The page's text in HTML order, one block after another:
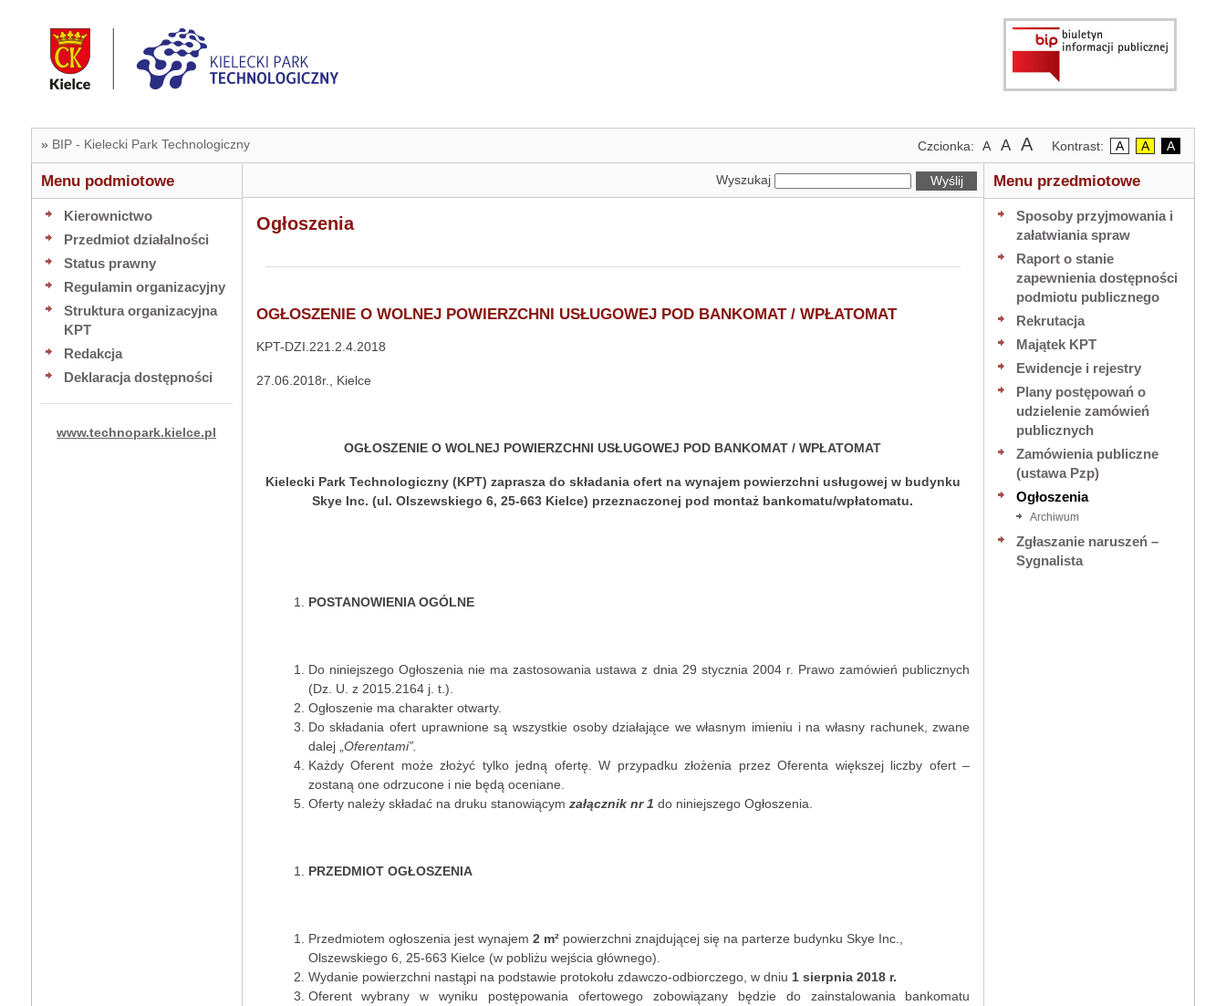
Czcionka: A Domyślny
rozmiar
czcionki
AWiększa
czcionka
ANajwiększa
czcionka
Kontrast: AKontrast
domyślny
AKontrast
czarny
na
żółtym
A
biały
na
» BIP - Kielecki Park Technologiczny
Menu podmiotowe
Kierownictwo
Przedmiot działalności
Status prawny
Regulamin organizacyjny
Struktura organizacyjna
KPT
Redakcja
Deklaracja dostępności
www.technopark.kielce.pl
Menu przedmiotowe
Sposoby przyjmowania i
załatwiania spraw
Raport o stanie
zapewnienia dostępności
podmiotu publicznego
Rekrutacja
Majątek KPT
Ewidencje i rejestry
Plany postępowań o
udzielenie zamówień
publicznych
Zamówienia publiczne
(ustawa Pzp)
Ogłoszenia
Archiwum
Zgłaszanie naruszeń –
Sygnalista
Wyszukaj
Ogłoszenia
OGŁOSZENIE O WOLNEJ POWIERZCHNI USŁUGOWEJ POD BANKOMAT / WPŁATOMAT
KPT-DZI.221.2.4.2018
27.06.2018r., Kielce
OGŁOSZENIE O WOLNEJ POWIERZCHNI USŁUGOWEJ POD BANKOMAT / WPŁATOMAT
Kielecki Park Technologiczny (KPT) zaprasza do składania ofert na wynajem powierzchni usługowej w budynku
Skye Inc. (ul. Olszewskiego 6, 25-663 Kielce) przeznaczonej pod montaż bankomatu/wpłatomatu.
POSTANOWIENIA OGÓLNE
Do niniejszego Ogłoszenia nie ma zastosowania ustawa z dnia 29 stycznia 2004 r. Prawo zamówień publicznych
(Dz. U. z 2015.2164 j. t.).
Ogłoszenie ma charakter otwarty.
Do składania ofert uprawnione są wszystkie osoby działające we własnym imieniu i na własny rachunek, zwane
dalej „ Oferentami”.
Każdy Oferent może złożyć tylko jedną ofertę. W przypadku złożenia przez Oferenta większej liczby ofert –
zostaną one odrzucone i nie będą oceniane.
Oferty należy składać na druku stanowiącym załącznik nr 1 do niniejszego Ogłoszenia.
PRZEDMIOT OGŁOSZENIA
Przedmiotem ogłoszenia jest wynajem 2 m²powierzchni znajdującej się na parterze budynku Skye Inc.,
Olszewskiego 6, 25-663 Kielce (w pobliżu wejścia głównego).
Wydanie powierzchni nastąpi na podstawie protokołu zdawczo-odbiorczego, w dniu 1 sierpnia 2018 r.
Oferent wybrany w wyniku postępowania ofertowego zobowiązany będzie do zainstalowania bankomatu